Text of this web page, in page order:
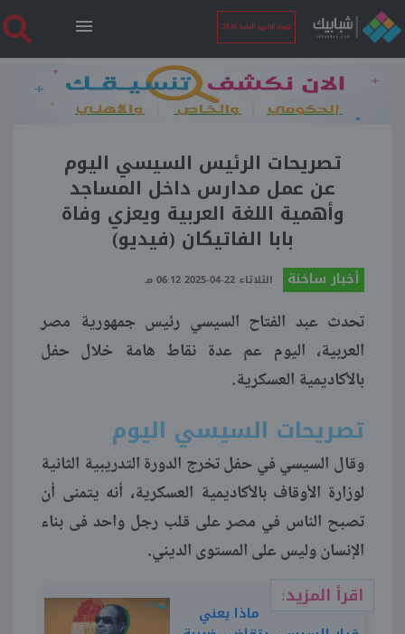
نتيجة الثانوية العامة 2026
الرئيسية
نتيجة الثانوية العامة 2026
أخبار ساخنة
فنجان قهوة
بوابة الطلبة
منوعات
تصريحات الرئيس السيسي اليوم
عن عمل مدارس داخل المساجد
وأهمية اللغة العربية ويعزي وفاة
بابا الفاتيكان (فيديو)
أخبار ساخنة الثلاثاء 22-04-2025 06:12 مـ
تحدث عبد الفتاح السيسي رئيس جمهورية مصر
العربية، اليوم عم عدة نقاط هامة خلال حفل
بالأكاديمية العسكرية.
تصريحات السيسي اليوم
وقال السيسي في حفل تخرج الدورة التدريبية الثانية
لوزارة الأوقاف بالأكاديمية العسكرية، أنه يتمنى أن
تصبح الناس في مصر على قلب رجل واحد فى بناء
الإنسان وليس على المستوى الديني.
اقرأ المزيد:
ماذا يعني